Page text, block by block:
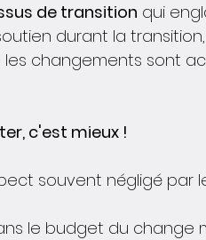
de transition qui
durant la
changements sont
c'est mieux !
souvent négligé par
le budget du change